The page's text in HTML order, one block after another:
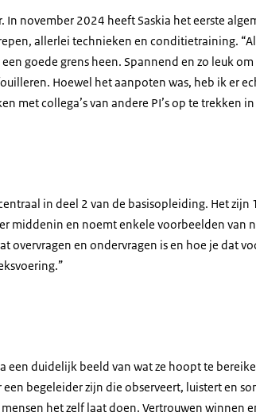
In november 2024 heeft Saskia het eerste
allerlei technieken en conditietraining.
goede grens heen. Spannend en zo leuk
Hoewel het aanpoten was, heb ik er
met collega’s van andere PI’s op te trekken
in deel 2 van de basisopleiding. Het zijn
middenin en noemt enkele voorbeelden van
overvragen en ondervragen is en hoe je dat
een duidelijk beeld van wat ze hoopt te
begeleider zijn die observeert, luistert en
het zelf laat doen. Vertrouwen winnen